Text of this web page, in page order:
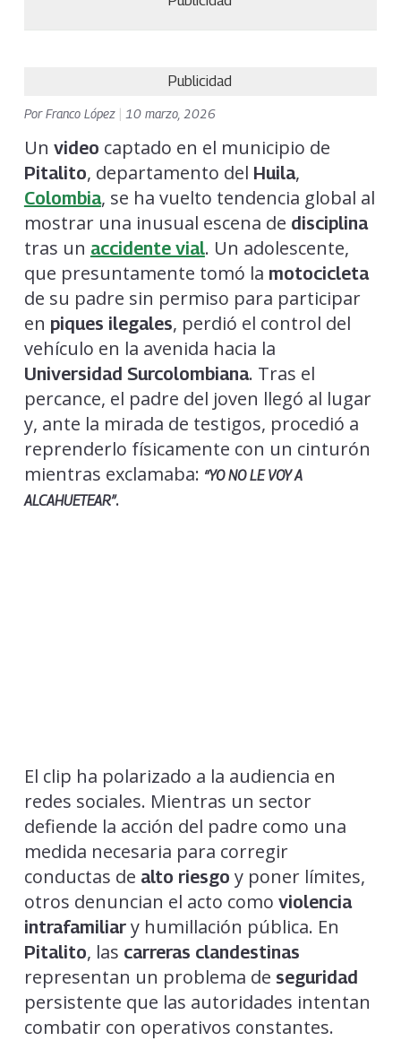
Publicidad
PorFranco López 10 marzo, 2026
Un video captado en el municipio de
Pitalito, departamento del Huila,
Colombia, se ha vuelto tendencia global al
mostrar una inusual escena de disciplina
tras un accidente vial. Un adolescente,
que presuntamente tomó la motocicleta
de su padre sin permiso para participar
en piques ilegales, perdió el control del
vehículo en la avenida hacia la
Universidad Surcolombiana. Tras el
percance, el padre del joven llegó al lugar
y, ante la mirada de testigos, procedió a
reprenderlo físicamente con un cinturón
mientras exclamaba: “YO NO LE VOY A
ALCAHUETEAR”.
El clip ha polarizado a la audiencia en
redes sociales. Mientras un sector
defiende la acción del padre como una
medida necesaria para corregir
conductas de alto riesgo y poner límites,
otros denuncian el acto como violencia
intrafamiliary humillación pública. En
Pitalito, las carreras clandestinas
representan un problema de seguridad
persistente que las autoridades intentan
combatir con operativos constantes.